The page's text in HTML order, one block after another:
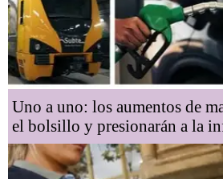
Uno a uno: los aumentos de
el bolsillo y presionarán a la